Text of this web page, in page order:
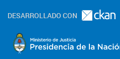
DESARROLLADO CON